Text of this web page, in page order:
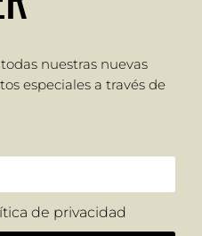
nuestras nuevas
especiales a través de
de privacidad